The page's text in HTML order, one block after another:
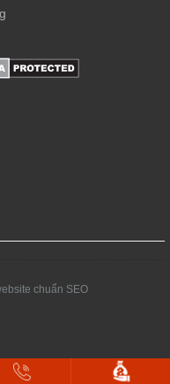
chuẩn SEO